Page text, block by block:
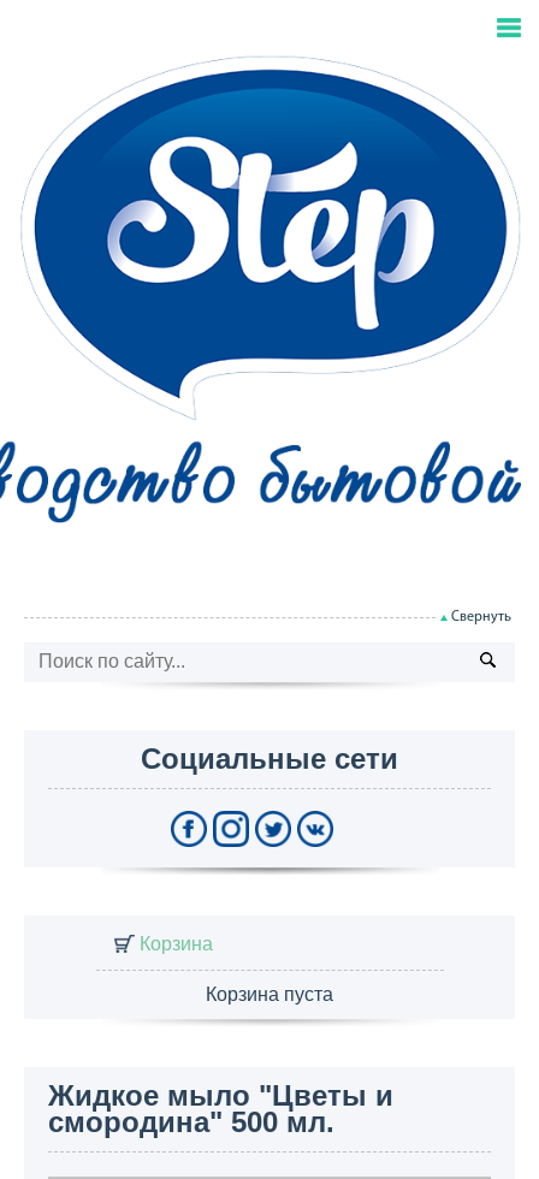
Свернуть
Социальные сети
Корзина
Корзина пуста
Жидкое мыло "Цветы и
смородина" 500 мл.